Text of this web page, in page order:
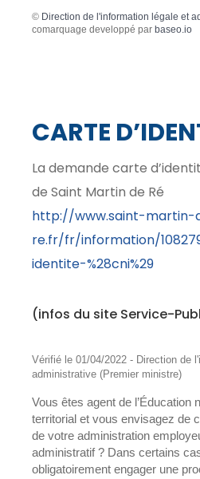
© Direction de l'information légale et
comarquage developpé par baseo.io
CARTE
La demande carte
de Saint Martin de Ré
http://www.saint-martin-
re.fr/fr/information/
identite-%28cni%29
(infos du site Service-
Vérifié le 01/04/2022 - Direction de
administrative (Premier ministre)
Vous êtes agent de l’Éducation
territorial et vous envisagez de
de votre administration
administratif ? Dans certains
obligatoirement engager une